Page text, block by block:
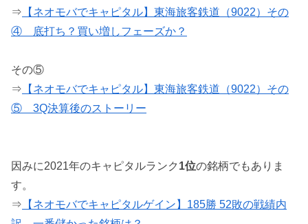
⇒ 【ネオモバでキャピタル】東海旅客鉄道（9022）その
④ 底打ち？買い増しフェーズか？
その⑤
⇒ 【ネオモバでキャピタル】東海旅客鉄道（9022）その
⑤ 3Q決算後のストーリー
因みに2021年のキャピタルランク 1位の銘柄でもありま
す。
⇒ 【ネオモバでキャピタルゲイン】185勝 52敗の戦績内